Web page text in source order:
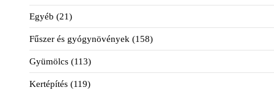
Egyéb (21)
Fűszer és gyógynövények (158)
Gyümölcs (113)
Kertépítés (119)